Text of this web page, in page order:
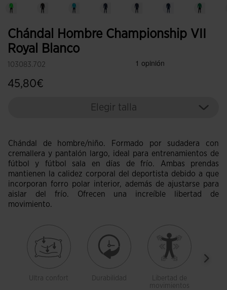
Chándal Hombre Championship VII
Royal Blanco
103083.702
45,80€
Elegir talla
Chándal de hombre/niño. Formado por sudadera con
cremallera y pantalón largo, ideal para entrenamientos de
fútbol y fútbol sala en días de frío. Ambas prendas
mantienen la calidez corporal del deportista debido a que
incorporan forro polar interior, además de ajustarse para
aislar del frío. Ofrecen una increíble libertad de
movimiento.
Ultra confort Durabilidad
Libertad de
movimientos